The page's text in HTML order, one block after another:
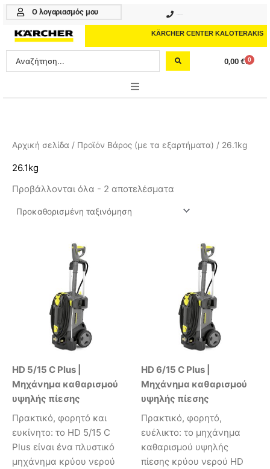
Μετάβαση
περιεχόμενο
Ο λογαριασμός μου
KÄRCHER CENTER KALOTERAKIS
Search
...
0,00 € 0
Cart
PROFESSIONAL
ΑΞΕΣΟΥΑΡ
ΚΑΘΑΡΙΣΤΙΚΑ
Αρχική σελίδα / Προϊόν Βάρος (με τα εξαρτήματα) / 26.1kg
26.1kg
Προβάλλονται όλα - 2 αποτελέσματα
HD 5/15 C Plus |
Μηχάνημα καθαρισμού
υψηλής πίεσης
Πρακτικό, φορητό και
ευκίνητο: το HD 5/15 C
Plus είναι ένα πλυστικό
μηχάνημα κρύου νερού
HD 6/15 C Plus |
Μηχάνημα καθαρισμού
υψηλής πίεσης
Πρακτικό, φορητό,
ευέλικτο: το μηχάνημα
καθαρισμού υψηλής
πίεσης κρύου νερού HD